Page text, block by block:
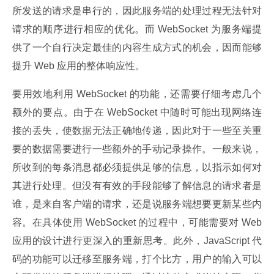
所发送的请求是串行的，因此服务端的处理过程无法针对
请求的顺序进行相应的优化。而 WebSocket 为服务端提
供了一个自行决定最佳的内容生成方式的机会，因而能够
提升 Web 应用的整体响应性。
要用效地利用 WebSocket 的功能，还需要仔细考虑几个
额外的要点。由于在 WebSocket 中随时可能出现网络连
接的丢失，使数据无法正确地传递，因此对于一些至关重
要的数据需要进行一些额外的手动记录操作。一般来说，
所收到的每条消息都必须提供足够的信息，以指示如何对
其进行处理。但没有有效的手段能够了解信息的请求者是
谁，是来自客户端的请求，还是说服务端想要更新某些内
容。在具体使用 WebSocket 的过程中，可能需要对 Web
应用的设计进行更深入的重新思考。此外，JavaScript 代
码的功能可以迁移至服务端，打个比方，用户的输入可以